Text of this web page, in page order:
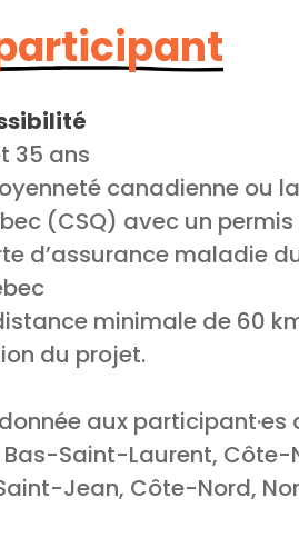
35 ans
canadienne ou
(CSQ) avec un
d’assurance maladie
minimale de 60
du projet.
aux
Bas-Saint-Laurent,
Jean, Côte-Nord,